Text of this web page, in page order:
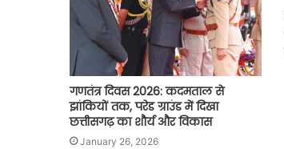
गणतंत्र दिवस 2026: कदमताल से
झांकियों तक, परेड ग्राउंड में दिखा
छत्तीसगढ़ का शौर्य और विकास
January 26, 2026